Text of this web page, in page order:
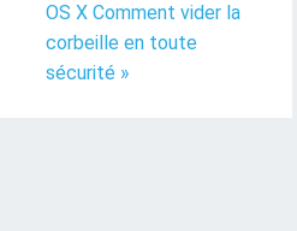
OS X Comment vider la
corbeille en toute
sécurité »